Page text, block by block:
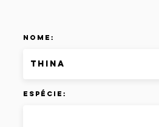
Nome:
Espécie: